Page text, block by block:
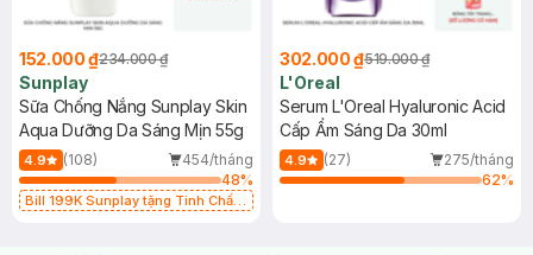
152.000 ₫234.000 ₫
Sunplay
Sữa Chống Nắng Sunplay Skin
Aqua Dưỡng Da Sáng Mịn 55g
4.9 (108)
454/tháng
48%
Bill 199K Sunplay tặng Tinh Chất
302.000 ₫519.000 ₫
L'Oreal
Serum L'Oreal Hyaluronic Acid
Cấp Ẩm Sáng Da 30ml
4.9 (27)
275/tháng
62%